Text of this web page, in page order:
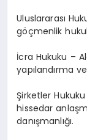
Uluslararası
göçmenlik
İcra Hukuku –
yapılandırma
Şirketler
hissedar
danışmanlığı.